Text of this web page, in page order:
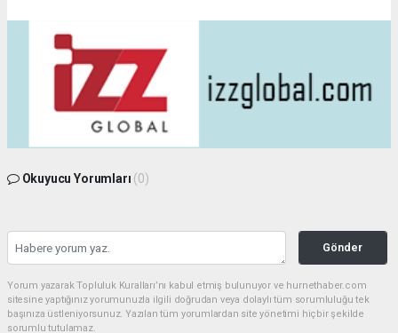
Okuyucu Yorumları (0)
Gönder
Yorum yazarak Topluluk Kuralları’nı kabul etmiş bulunuyor ve hurnethaber.com
sitesine yaptığınız yorumunuzla ilgili doğrudan veya dolaylı tüm sorumluluğu tek
başınıza üstleniyorsunuz. Yazılan tüm yorumlardan site yönetimi hiçbir şekilde
sorumlu tutulamaz.